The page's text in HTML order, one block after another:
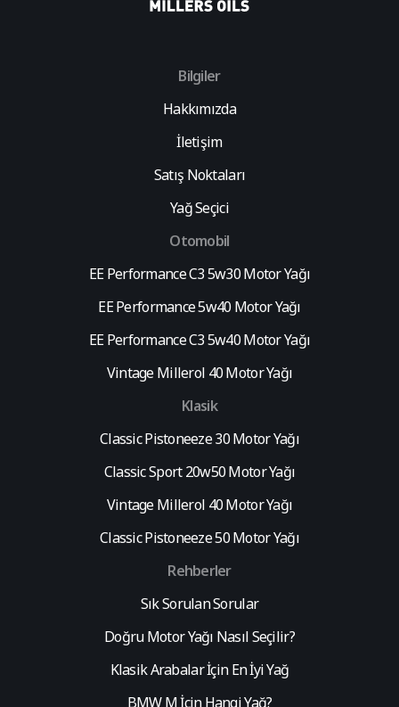
Bilgiler
Hakkımızda
İletişim
Satış Noktaları
Yağ Seçici
Otomobil
EE Performance C3 5w30 Motor Yağı
EE Performance 5w40 Motor Yağı
EE Performance C3 5w40 Motor Yağı
Vintage Millerol 40 Motor Yağı
Klasik
Classic Pistoneeze 30 Motor Yağı
Classic Sport 20w50 Motor Yağı
Vintage Millerol 40 Motor Yağı
Classic Pistoneeze 50 Motor Yağı
Rehberler
Sık Sorulan Sorular
Doğru Motor Yağı Nasıl Seçilir?
Klasik Arabalar İçin En İyi Yağ
BMW M İçin Hangi Yağ?